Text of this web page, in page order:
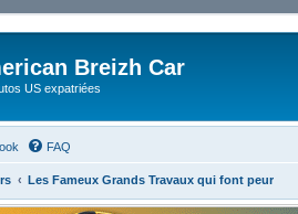
Breizh Car
US expatriées
FAQ
Les Fameux Grands Travaux qui font peur